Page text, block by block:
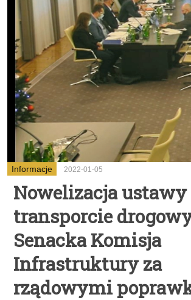
Informacje 2022-01-05
Nowelizacja ustawy
transporcie
Senacka Komisja
Infrastruktury za
rządowymi